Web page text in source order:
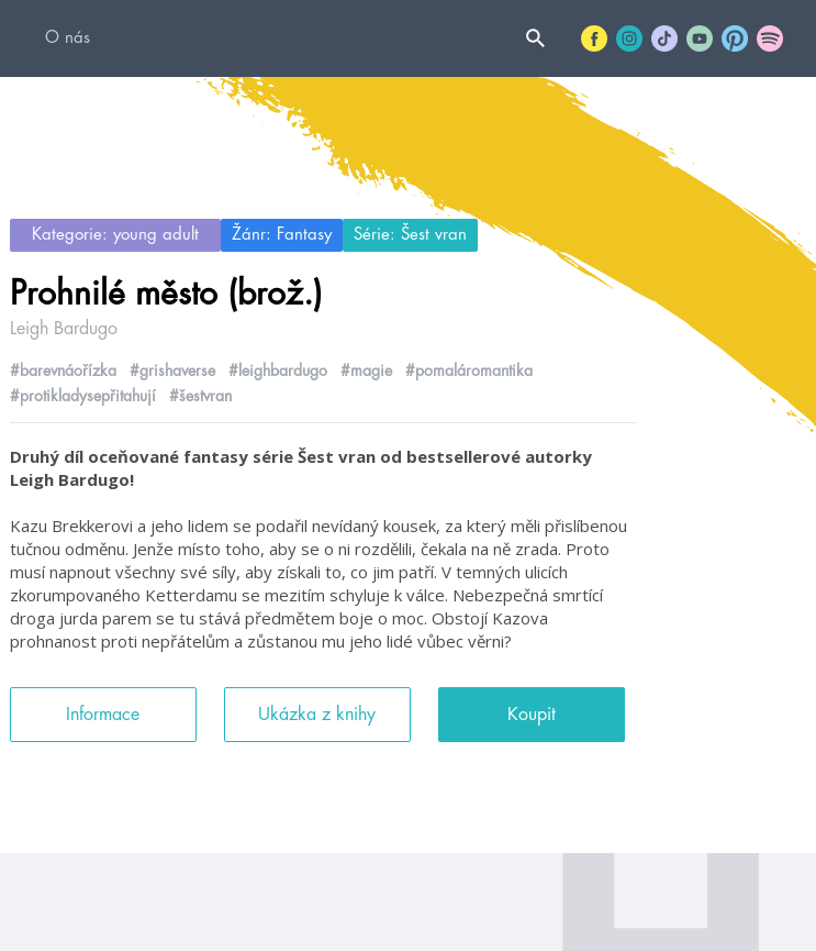
O nás
Kategorie: young adult Žánr: Fantasy Série: Šest vran
Prohnilé město (brož.)
Leigh Bardugo
#barevnáořízka #grishaverse #leighbardugo #magie
#pomaláromantika
#protikladysepřitahují
#šestvran
Druhý díl oceňované fantasy série Šest vran od bestsellerové autorky
Leigh Bardugo!
Kazu Brekkerovi a jeho lidem se podařil nevídaný kousek, za který měli přislíbenou
tučnou odměnu. Jenže místo toho, aby se o ni rozdělili, čekala na ně zrada. Proto
musí napnout všechny své síly, aby získali to, co jim patří. V temných ulicích
zkorumpovaného Ketterdamu se mezitím schyluje k válce. Nebezpečná smrtící
droga jurda parem se tu stává předmětem boje o moc. Obstojí Kazova
prohnanost proti nepřátelům a zůstanou mu jeho lidé vůbec věrni?
Informace Ukázka z knihy Koupit